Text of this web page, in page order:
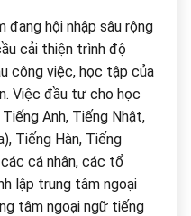
đang hội nhập sâu rộng
cải thiện trình độ
công việc, học tập của
Việc đầu tư cho học
Anh, Tiếng Nhật,
Tiếng Hàn, Tiếng
cá nhân, các tổ
lập trung tâm ngoại
tâm ngoại ngữ tiếng